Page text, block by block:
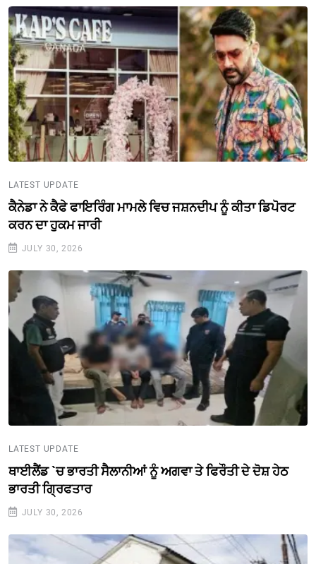
LATEST UPDATE
ਕੈਨੇਡਾ ਨੇ ਕੈਫੇ ਫਾਇਰਿੰਗ ਮਾਮਲੇ ਵਿਚ ਜਸ਼ਨਦੀਪ ਨੂੰ ਕੀਤਾ ਡਿਪੋਰਟ
ਕਰਨ ਦਾ ਹੁਕਮ ਜਾਰੀ
JULY 30, 2026
LATEST UPDATE
ਥਾਈਲੈਂਡ `ਚ ਭਾਰਤੀ ਸੈਲਾਨੀਆਂ ਨੂੰ ਅਗਵਾ ਤੇ ਫਿਰੌਤੀ ਦੇ ਦੋਸ਼ ਹੇਠ
ਭਾਰਤੀ ਗ੍ਰਿਫਤਾਰ
JULY 30, 2026